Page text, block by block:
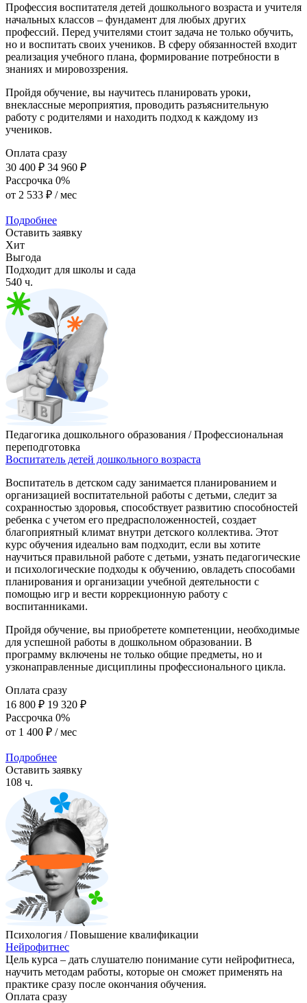
Профессия воспитателя детей дошкольного возраста и учителя
начальных классов – фундамент для любых других
профессий. Перед учителями стоит задача не только обучить,
но и воспитать своих учеников. В сферу обязанностей входит
реализация учебного плана, формирование потребности в
знаниях и мировоззрения.
Пройдя обучение, вы научитесь планировать уроки,
внеклассные мероприятия, проводить разъяснительную
работу с родителями и находить подход к каждому из
учеников.
Оплата сразу
30 400 ₽ 34 960 ₽
Рассрочка 0%
от 2 533 ₽ / мес
Подробнее
Оставить заявку
Хит
Выгода
Подходит для школы и сада
540 ч.
Педагогика дошкольного образования / Профессиональная
переподготовка
Воспитатель детей дошкольного возраста
Воспитатель в детском саду занимается планированием и
организацией воспитательной работы с детьми, следит за
сохранностью здоровья, способствует развитию способностей
ребенка с учетом его предрасположенностей, создает
благоприятный климат внутри детского коллектива. Этот
курс обучения идеально вам подходит, если вы хотите
научиться правильной работе с детьми, узнать педагогические
и психологические подходы к обучению, овладеть способами
планирования и организации учебной деятельности с
помощью игр и вести коррекционную работу с
воспитанниками.
Пройдя обучение, вы приобретете компетенции, необходимые
для успешной работы в дошкольном образовании. В
программу включены не только общие предметы, но и
узконаправленные дисциплины профессионального цикла.
Оплата сразу
16 800 ₽ 19 320 ₽
Рассрочка 0%
от 1 400 ₽ / мес
Подробнее
Оставить заявку
108 ч.
Психология / Повышение квалификации
Нейрофитнес
Цель курса – дать слушателю понимание сути нейрофитнеса,
научить методам работы, которые он сможет применять на
практике сразу после окончания обучения.
Оплата сразу